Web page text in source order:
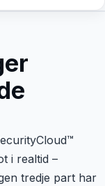
i realtid –
tredje part har